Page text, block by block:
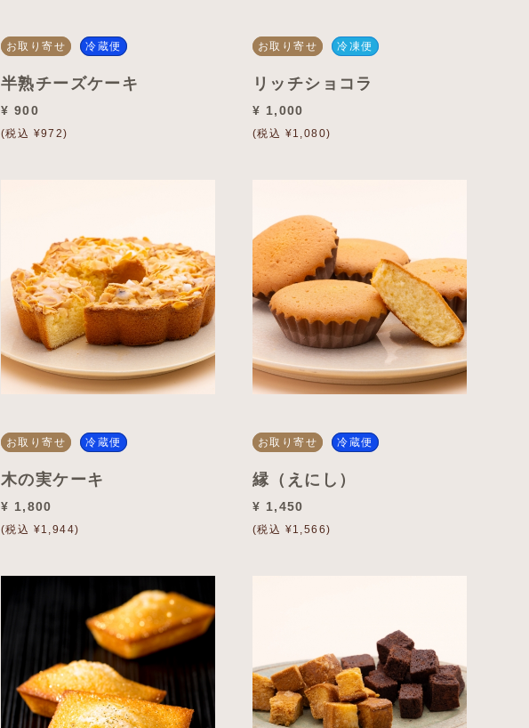
お取り寄せ 冷蔵便
半熟チーズケーキ
¥ 900
(税込 ¥972)
お取り寄せ 冷凍便
リッチショコラ
¥ 1,000
(税込 ¥1,080)
お取り寄せ 冷蔵便
木の実ケーキ
¥ 1,800
(税込 ¥1,944)
お取り寄せ 冷蔵便
縁（えにし）
¥ 1,450
(税込 ¥1,566)